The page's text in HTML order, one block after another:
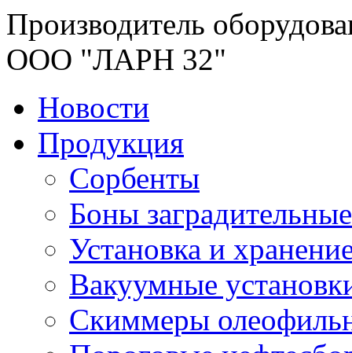
Производитель
ООО "ЛАРН 32"
Новости
Продукция
Сорбенты
Боны заградительные
Установка и
Вакуумные
Скиммеры